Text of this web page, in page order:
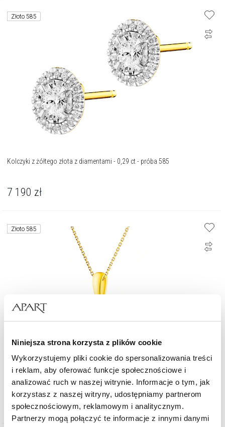
Niniejsza strona korzysta z plików cookie
Wykorzystujemy pliki cookie do spersonalizowania treści
i reklam, aby oferować funkcje społecznościowe i
analizować ruch w naszej witrynie. Informacje o tym, jak
korzystasz z naszej witryny, udostępniamy partnerom
społecznościowym, reklamowym i analitycznym.
Partnerzy mogą połączyć te informacje z innymi danymi
Złoto 585
Kolczyki z żółtego złota z diamentami - 0,29 ct - próba 585
7 190 zł
Złoto 585
Zawieszka z żółtego złota z diamentami - 0,23 ct - próba 585
4 990 zł